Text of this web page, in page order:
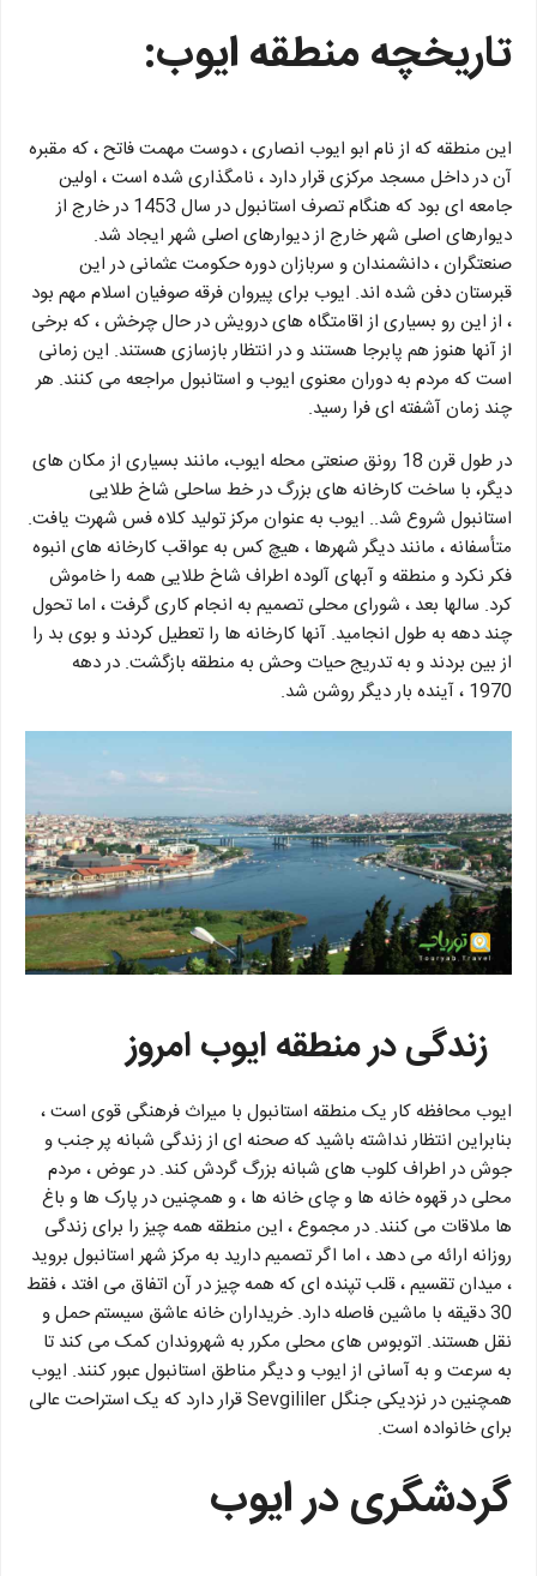
تاریخچه منطقه ایوب:
این منطقه که از نام ابو ایوب انصاری ، دوست مهمت فاتح ، که مقبره
آن در داخل مسجد مرکزی قرار دارد ، نامگذاری شده است ، اولین
جامعه ای بود که هنگام تصرف استانبول در سال 1453 در خارج از
دیوارهای اصلی شهر خارج از دیوارهای اصلی شهر ایجاد شد.
صنعتگران ، دانشمندان و سربازان دوره حکومت عثمانی در این
قبرستان دفن شده اند. ایوب برای پیروان فرقه صوفیان اسلام مهم بود
، از این رو بسیاری از اقامتگاه های درویش در حال چرخش ، که برخی
از آنها هنوز هم پابرجا هستند و در انتظار بازسازی هستند. این زمانی
است که مردم به دوران معنوی ایوب و استانبول مراجعه می کنند. هر
چند زمان آشفته ای فرا رسید.
در طول قرن 18 رونق صنعتی محله ایوب، مانند بسیاری از مکان های
دیگر، با ساخت کارخانه های بزرگ در خط ساحلی شاخ طلایی
استانبول شروع شد.. ایوب به عنوان مرکز تولید کلاه فس شهرت یافت.
متأسفانه ، مانند دیگر شهرها ، هیچ کس به عواقب کارخانه های انبوه
فکر نکرد و منطقه و آبهای آلوده اطراف شاخ طلایی همه را خاموش
کرد. سالها بعد ، شورای محلی تصمیم به انجام کاری گرفت ، اما تحول
چند دهه به طول انجامید. آنها کارخانه ها را تعطیل کردند و بوی بد را
از بین بردند و به تدریج حیات وحش به منطقه بازگشت. در دهه
1970 ، آینده بار دیگر روشن شد.
زندگی در منطقه ایوب امروز
ایوب محافظه کار یک منطقه استانبول با میراث فرهنگی قوی است ،
بنابراین انتظار نداشته باشید که صحنه ای از زندگی شبانه پر جنب و
جوش در اطراف کلوب های شبانه بزرگ گردش کند. در عوض ، مردم
محلی در قهوه خانه ها و چای خانه ها ، و همچنین در پارک ها و باغ
ها ملاقات می کنند. در مجموع ، این منطقه همه چیز را برای زندگی
روزانه ارائه می دهد ، اما اگر تصمیم دارید به مرکز شهر استانبول بروید
، میدان تقسیم ، قلب تپنده ای که همه چیز در آن اتفاق می افتد ، فقط
30 دقیقه با ماشین فاصله دارد. خریداران خانه عاشق سیستم حمل و
نقل هستند. اتوبوس های محلی مکرر به شهروندان کمک می کند تا
به سرعت و به آسانی از ایوب و دیگر مناطق استانبول عبور کنند. ایوب
همچنین در نزدیکی جنگل Sevgililer قرار دارد که یک استراحت عالی
برای خانواده است.
گردشگری در ایوب